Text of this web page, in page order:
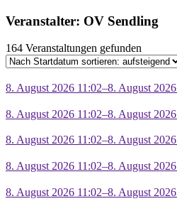
Veranstalter: OV Sendling
164 Veranstaltungen gefunden
8. August 2026 11:02–8. August
8. August 2026 11:02–8. August
8. August 2026 11:02–8. August
8. August 2026 11:02–8. August
8. August 2026 11:02–8. August